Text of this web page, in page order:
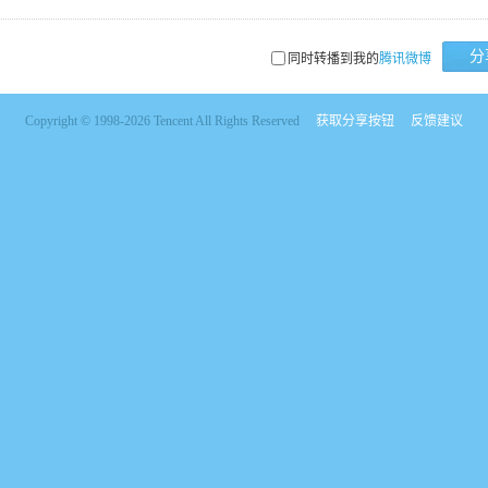
同时转播到我的腾讯微博 分
Copyright © 1998-2026 Tencent All Rights Reserved 获取分享按钮 反馈建议